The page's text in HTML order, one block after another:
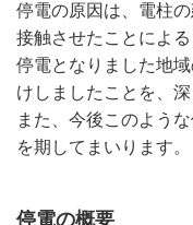
停電の原因は、電柱
接触させたことによる
停電となりました地
けしましたことを、
また、今後このよう
を期してまいります。
停電の概要